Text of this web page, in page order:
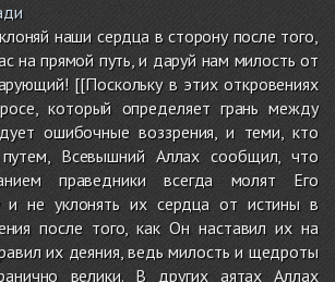
наши сердца в сторону после того,
на прямой путь, и даруй нам милость от
[[Поскольку в этих откровениях
который определяет грань между
ошибочные воззрения, и теми, кто
Всевышний Аллах сообщил, что
праведники всегда молят Его
и не уклонять их сердца от истины в
после того, как Он наставил их на
их деяния, ведь милость и щедроты
велики. В других аятах Аллах